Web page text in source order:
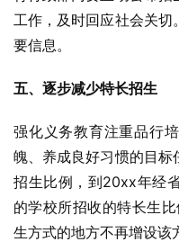
工作，及时回应社会关
要信息。
五、逐步减少特长招生
强化义务教育注重品行
魄、养成良好习惯的目标
招生比例，到20xx年经
的学校所招收的特长生
生方式的地方不再增设该